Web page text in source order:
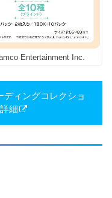
Entertainment Inc.
ディングコレクショ
細